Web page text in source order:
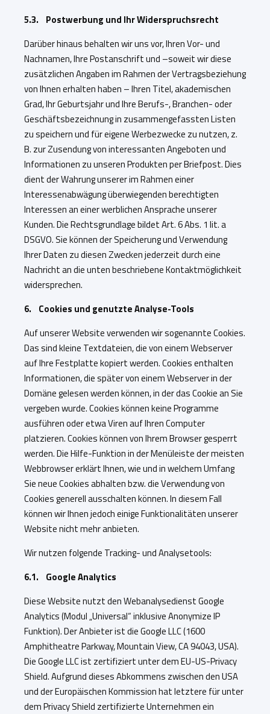
5.3. Postwerbung und Ihr Widerspruchsrecht
Darüber hinaus behalten wir uns vor, Ihren Vor- und
Nachnamen, Ihre Postanschrift und –soweit wir diese
zusätzlichen Angaben im Rahmen der Vertragsbeziehung
von Ihnen erhalten haben – Ihren Titel, akademischen
Grad, Ihr Geburtsjahr und Ihre Berufs-, Branchen- oder
Geschäftsbezeichnung in zusammengefassten Listen
zu speichern und für eigene Werbezwecke zu nutzen, z.
B. zur Zusendung von interessanten Angeboten und
Informationen zu unseren Produkten per Briefpost. Dies
dient der Wahrung unserer im Rahmen einer
Interessenabwägung überwiegenden berechtigten
Interessen an einer werblichen Ansprache unserer
Kunden. Die Rechtsgrundlage bildet Art. 6 Abs. 1 lit. a
DSGVO. Sie können der Speicherung und Verwendung
Ihrer Daten zu diesen Zwecken jederzeit durch eine
Nachricht an die unten beschriebene Kontaktmöglichkeit
widersprechen.
6. Cookies und genutzte Analyse-Tools
Auf unserer Website verwenden wir sogenannte Cookies.
Das sind kleine Textdateien, die von einem Webserver
auf Ihre Festplatte kopiert werden. Cookies enthalten
Informationen, die später von einem Webserver in der
Domäne gelesen werden können, in der das Cookie an Sie
vergeben wurde. Cookies können keine Programme
ausführen oder etwa Viren auf Ihren Computer
platzieren. Cookies können von Ihrem Browser gesperrt
werden. Die Hilfe-Funktion in der Menüleiste der meisten
Webbrowser erklärt Ihnen, wie und in welchem Umfang
Sie neue Cookies abhalten bzw. die Verwendung von
Cookies generell ausschalten können. In diesem Fall
können wir Ihnen jedoch einige Funktionalitäten unserer
Website nicht mehr anbieten.
Wir nutzen folgende Tracking- und Analysetools:
6.1. Google Analytics
Diese Website nutzt den Webanalysedienst Google
Analytics (Modul „Universal“ inklusive Anonymize IP
Funktion). Der Anbieter ist die Google LLC (1600
Amphitheatre Parkway, Mountain View, CA 94043, USA).
Die Google LLC ist zertifiziert unter dem EU-US-Privacy
Shield. Aufgrund dieses Abkommens zwischen den USA
und der Europäischen Kommission hat letztere für unter
dem Privacy Shield zertifizierte Unternehmen ein